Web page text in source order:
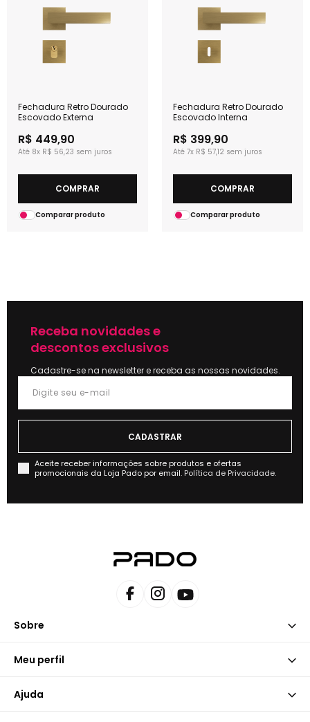
Fechadura Retro Dourado
Escovado Externa
R$ 449,90
8x R$ 56,23
COMPRAR
Comparar produto
Fechadura Retro Dourado
Escovado Interna
R$ 399,90
7x R$ 57,12
COMPRAR
Comparar produto
Receba novidades e
descontos exclusivos
Cadastre-se na newsletter e receba as nossas novidades.
Aceite receber informações sobre produtos e ofertas
promocionais da Loja Pado por email. Política de Privacidade.
Sobre
Meu perfil
Ajuda